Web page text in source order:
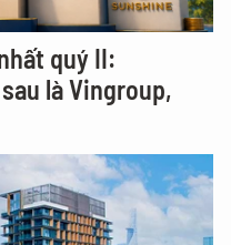
quý II:
là Vingroup,